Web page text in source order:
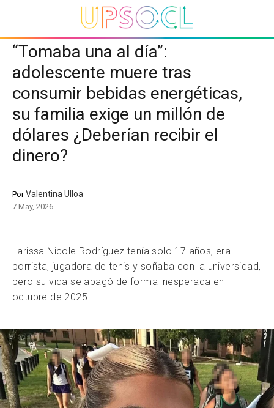
“Tomaba una al día”:
adolescente muere tras
consumir bebidas energéticas,
su familia exige un millón de
dólares ¿Deberían recibir el
dinero?
PorValentina Ulloa
7 May, 2026
Larissa Nicole Rodríguez tenía solo 17 años, era
porrista, jugadora de tenis y soñaba con la universidad,
pero su vida se apagó de forma inesperada en
octubre de 2025.